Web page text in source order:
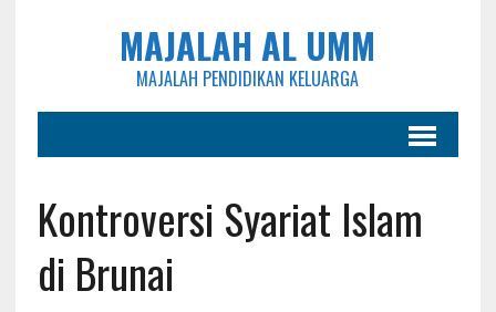
MAJALAH AL UMM
MAJALAH PENDIDIKAN KELUARGA
Kontroversi Syariat Islam
di Brunai